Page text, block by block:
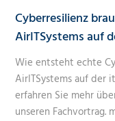
Cyberresilienz
AirITSystems auf
Wie entsteht echte
AirITSystems auf der
erfahren Sie mehr
unseren Fachvortrag.